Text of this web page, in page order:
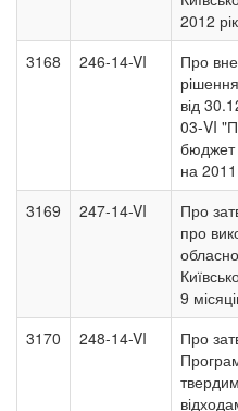
2012 рік
3168 246-14-VI
Про
від
03-VI
бюджет
на 2011
3169 247-14-VI
Про
про
9
3170 248-14-VI
Про